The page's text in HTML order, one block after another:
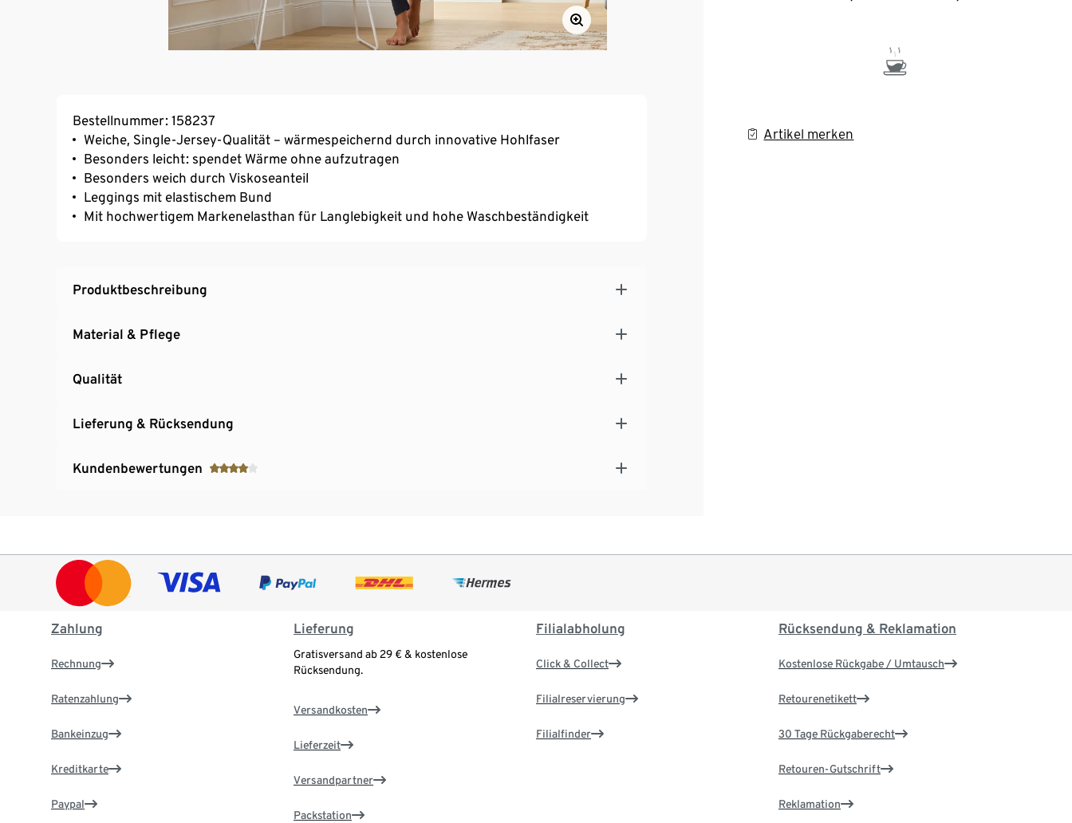
Artikel merken
Bestellnummer: 158237
Weiche, Single-Jersey-Qualität – wärmespeichernd durch innovative Hohlfaser
Besonders leicht: spendet Wärme ohne aufzutragen
Besonders weich durch Viskoseanteil
Leggings mit elastischem Bund
Mit hochwertigem Markenelasthan für Langlebigkeit und hohe Waschbeständigkeit
Produktbeschreibung
Material & Pflege
Qualität
Lieferung & Rücksendung
Kundenbewertungen
Zahlung
Rechnung
Ratenzahlung
Bankeinzug
Kreditkarte
Paypal
Lieferung
Gratisversand ab 29 € & kostenlose
Rücksendung.
Versandkosten
Lieferzeit
Versandpartner
Packstation
Filialabholung
Click & Collect
Filialreservierung
Filialfinder
Rücksendung & Reklamation
Kostenlose Rückgabe / Umtausch
Retourenetikett
30 Tage Rückgaberecht
Retouren-Gutschrift
Reklamation